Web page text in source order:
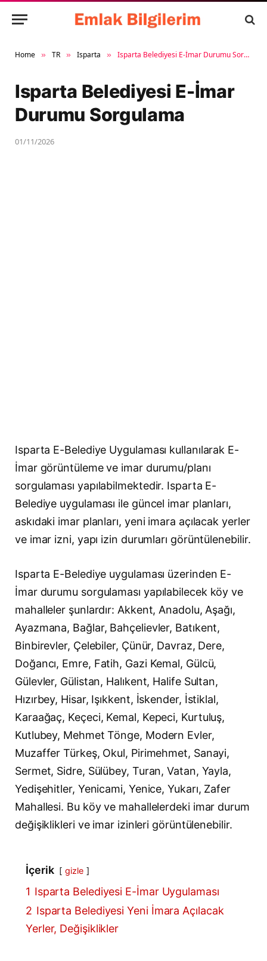
Home » TR » Isparta » Isparta Belediyesi E-İmar Durumu Sorgulama
Isparta Belediyesi E-İmar
Durumu Sorgulama
01/11/2026
Isparta E-Belediye Uygulaması kullanılarak E-
İmar görüntüleme ve imar durumu/planı
sorgulaması yapılabilmektedir. Isparta E-
Belediye uygulaması ile güncel imar planları,
askıdaki imar planları, yeni imara açılacak yerler
ve imar izni, yapı izin durumları görüntülenebilir.
Isparta E-Belediye uygulaması üzerinden E-
İmar durumu sorgulaması yapılabilecek köy ve
mahalleler şunlardır: Akkent, Anadolu, Aşağı,
Ayazmana, Bağlar, Bahçelievler, Batıkent,
Binbirevler, Çelebiler, Çünür, Davraz, Dere,
Doğancı, Emre, Fatih, Gazi Kemal, Gülcü,
Gülevler, Gülistan, Halıkent, Halife Sultan,
Hızırbey, Hisar, Işıkkent, İskender, İstiklal,
Karaağaç, Keçeci, Kemal, Kepeci, Kurtuluş,
Kutlubey, Mehmet Tönge, Modern Evler,
Muzaffer Türkeş, Okul, Pirimehmet, Sanayi,
Sermet, Sidre, Sülübey, Turan, Vatan, Yayla,
Yedişehitler, Yenicami, Yenice, Yukarı, Zafer
Mahallesi. Bu köy ve mahallelerdeki imar durum
değişiklikleri ve imar izinleri görüntülenebilir.
İçerik gizle
1 Isparta Belediyesi E-İmar Uygulaması
2 Isparta Belediyesi Yeni İmara Açılacak
Yerler, Değişiklikler